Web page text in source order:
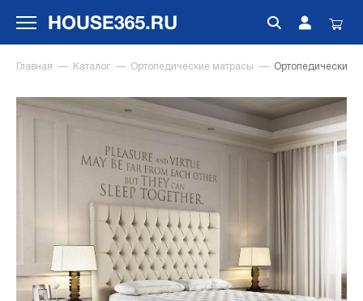
Главная Каталог Ортопедические матрасы Ортопедический